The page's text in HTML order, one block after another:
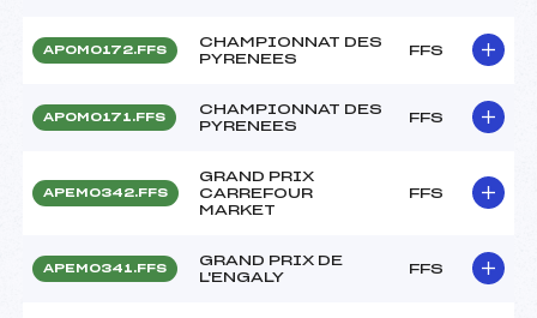
APOM0172.FFS
CHAMPIONNAT DES
PYRENEES
FFS
APOM0171.FFS
CHAMPIONNAT DES
PYRENEES
FFS
APEM0342.FFS
GRAND PRIX
CARREFOUR
MARKET
FFS
APEM0341.FFS
GRAND PRIX DE
L'ENGALY
FFS